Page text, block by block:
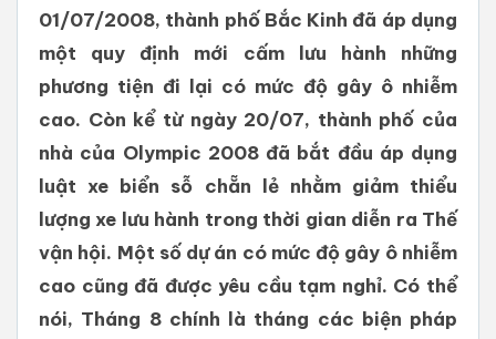
01/07/2008, thành phố Bắc Kinh đã áp dụng
một quy định mới cấm lưu hành những
phương tiện đi lại có mức độ gây ô nhiễm
cao. Còn kể từ ngày 20/07, thành phố của
nhà của Olympic 2008 đã bắt đầu áp dụng
luật xe biển sỗ chẵn lẻ nhằm giảm thiểu
lượng xe lưu hành trong thời gian diễn ra Thế
vận hội. Một số dự án có mức độ gây ô nhiễm
cao cũng đã được yêu cầu tạm nghỉ. Có thể
nói, Tháng 8 chính là tháng các biện pháp